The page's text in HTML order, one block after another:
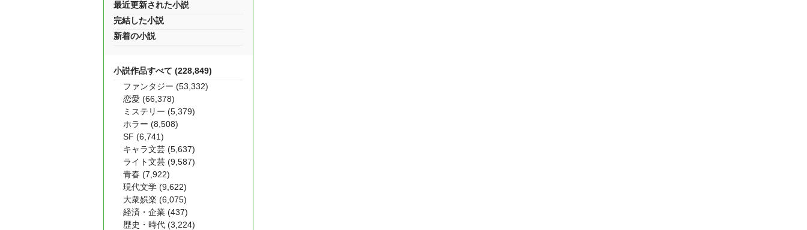
最近更新された小説
完結した小説
新着の小説
小説作品すべて (228,849)
ファンタジー (53,332)
恋愛 (66,378)
ミステリー (5,379)
ホラー (8,508)
SF (6,741)
キャラ文芸 (5,637)
ライト文芸 (9,587)
青春 (7,922)
現代文学 (9,622)
大衆娯楽 (6,075)
経済・企業 (437)
歴史・時代 (3,224)